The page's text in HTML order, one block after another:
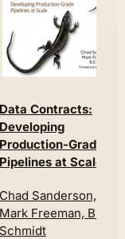
Data Contracts:
Developing
Production-Grade
Pipelines at Scale
Chad Sanderson,
Mark Freeman, B.E.
Schmidt